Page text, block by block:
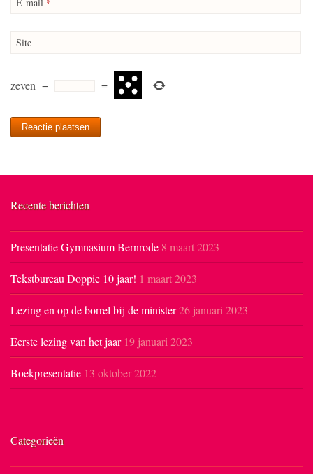
Site
zeven − =
Recente berichten
Presentatie Gymnasium Bernrode 8 maart 2023
Tekstbureau Doppie 10 jaar! 1 maart 2023
Lezing en op de borrel bij de minister26 januari 2023
Eerste lezing van het jaar 19 januari 2023
Boekpresentatie 13 oktober 2022
Categorieën